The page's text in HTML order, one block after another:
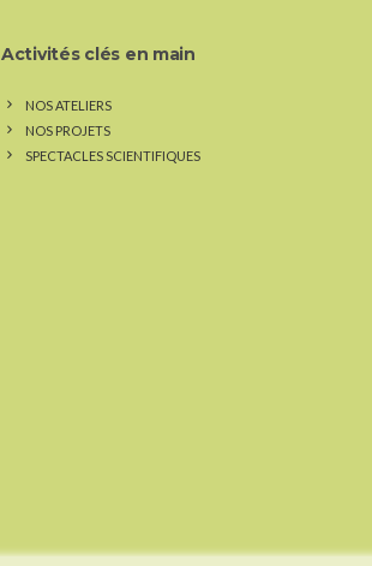
Activités clés en main
NOS ATELIERS
NOS PROJETS
SPECTACLES SCIENTIFIQUES